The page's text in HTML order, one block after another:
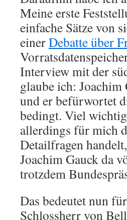
Meine erste
einfache Sätze von
einerDebatte über
Interview mit der
glaube ich:
und er befürwortet
bedingt. Viel
allerdings für mich
Detailfragen
Joachim Gauck da
trotzdem
Das bedeutet nun
Schlossherr von